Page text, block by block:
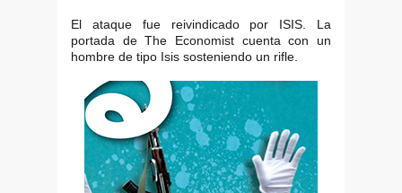
El ataque fue reivindicado por ISIS. La
portada de The Economist cuenta con un
hombre de tipo Isis sosteniendo un rifle.